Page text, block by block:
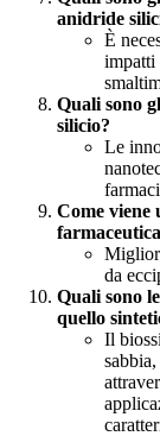
anidride
È
impatti
Quali sono
silicio?
Le
Come viene
da
Quali sono
quello
Il